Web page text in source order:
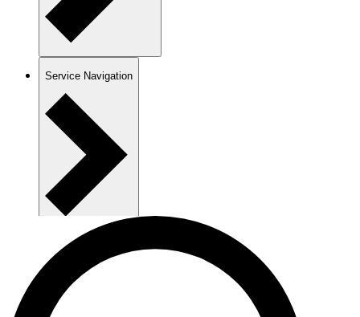
Service Navigation